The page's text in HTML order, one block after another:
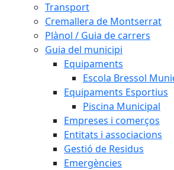
Transport
Cremallera de Montserrat
Plànol / Guia de carrers
Guia del municipi
Equipaments
Escola Bressol
Equipaments Esportius
Piscina Municipal
Empreses i comerços
Entitats i associacions
Gestió de Residus
Emergències